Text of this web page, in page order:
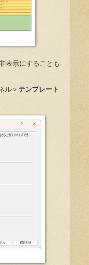
表示にすることも
ル＞ テンプレート